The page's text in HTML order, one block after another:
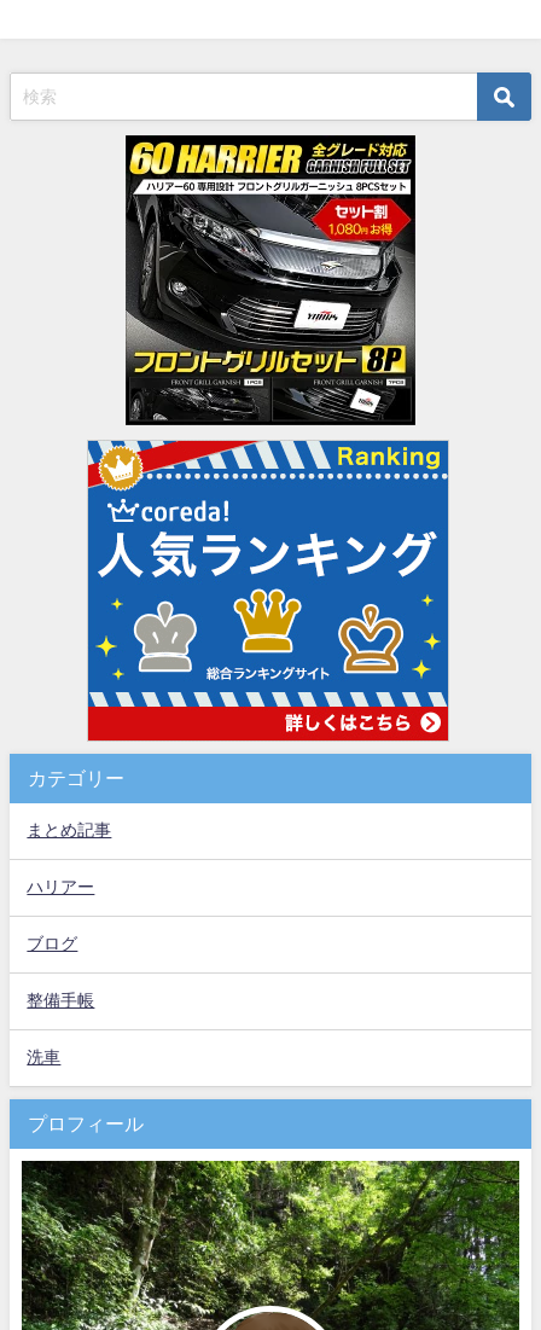
カテゴリー
まとめ記事
ハリアー
ブログ
整備手帳
洗車
プロフィール